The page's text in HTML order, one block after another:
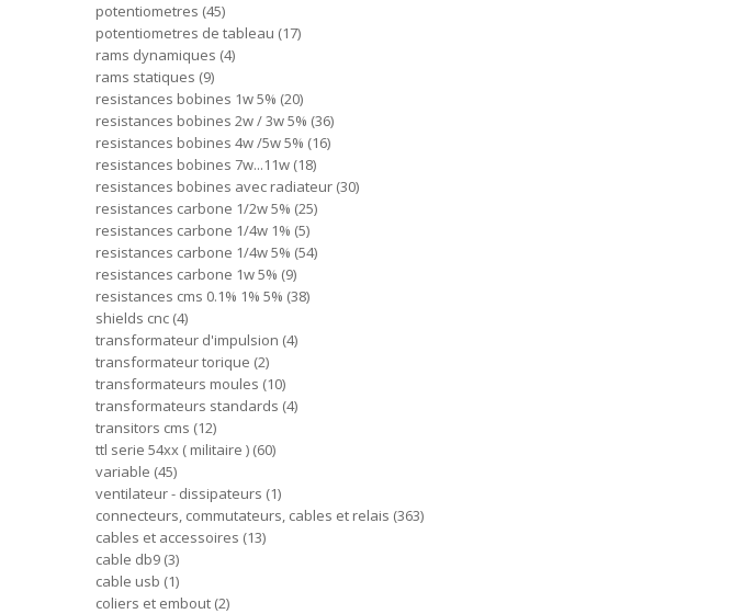
potentiometres 45
potentiometres de tableau 17
rams dynamiques 4
rams statiques 9
resistances bobines 1w 5% 20
resistances bobines 2w / 3w 5% 36
resistances bobines 4w /5w 5% 16
resistances bobines 7w...11w 18
resistances bobines avec radiateur 30
resistances carbone 1/2w 5% 25
resistances carbone 1/4w 1% 5
resistances carbone 1/4w 5% 54
resistances carbone 1w 5% 9
resistances cms 0.1% 1% 5% 38
shields cnc 4
transformateur d'impulsion 4
transformateur torique 2
transformateurs moules 10
transformateurs standards 4
transitors cms 12
ttl serie 54xx ( militaire ) 60
variable 45
ventilateur - dissipateurs 1
connecteurs, commutateurs, cables et relais 363
cables et accessoires 13
cable db9 3
cable usb 1
coliers et embout 2